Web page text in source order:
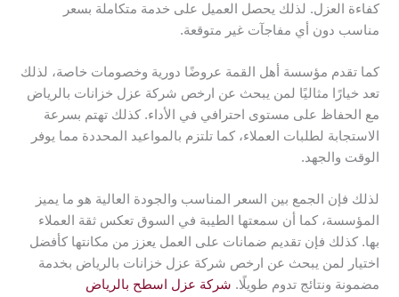
كفاءة العزل. لذلك يحصل العميل على خدمة متكاملة بسعر
مناسب دون أي مفاجآت غير متوقعة.
كما تقدم مؤسسة أهل القمة عروضًا دورية وخصومات خاصة، لذلك
تعد خيارًا مثاليًا لمن يبحث عن ارخص شركة عزل خزانات بالرياض
مع الحفاظ على مستوى احترافي في الأداء. كذلك تهتم بسرعة
الاستجابة لطلبات العملاء، كما تلتزم بالمواعيد المحددة مما يوفر
الوقت والجهد.
لذلك فإن الجمع بين السعر المناسب والجودة العالية هو ما يميز
المؤسسة، كما أن سمعتها الطيبة في السوق تعكس ثقة العملاء
بها. كذلك فإن تقديم ضمانات على العمل يعزز من مكانتها كأفضل
اختيار لمن يبحث عن ارخص شركة عزل خزانات بالرياض بخدمة
مضمونة ونتائج تدوم طويلًا. شركة عزل اسطح بالرياض